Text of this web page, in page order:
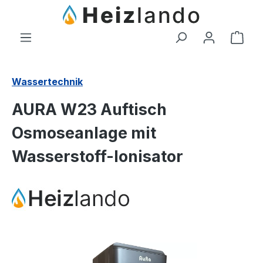
Zum Hauptinhalt springen
Wassertechnik
AURA W23 Auftisch
Osmoseanlage mit
Wasserstoff-Ionisator
Bildergalerie überspringen